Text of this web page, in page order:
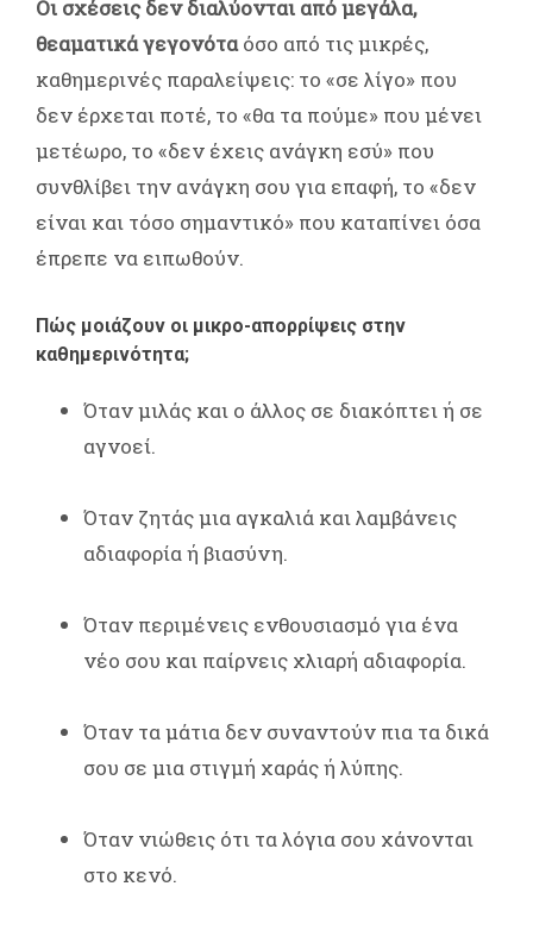
Οι σχέσεις δεν διαλύονται από μεγάλα,
θεαματικά γεγονόταόσο από τις μικρές,
καθημερινές παραλείψεις: το «σε λίγο» που
δεν έρχεται ποτέ, το «θα τα πούμε» που μένει
μετέωρο, το «δεν έχεις ανάγκη εσύ» που
συνθλίβει την ανάγκη σου για επαφή, το «δεν
είναι και τόσο σημαντικό» που καταπίνει όσα
έπρεπε να ειπωθούν.
Πώς μοιάζουν οι μικρο-απορρίψεις στην
καθημερινότητα;
Όταν μιλάς και ο άλλος σε διακόπτει ή σε
αγνοεί.
Όταν ζητάς μια αγκαλιά και λαμβάνεις
αδιαφορία ή βιασύνη.
Όταν περιμένεις ενθουσιασμό για ένα
νέο σου και παίρνεις χλιαρή αδιαφορία.
Όταν τα μάτια δεν συναντούν πια τα δικά
σου σε μια στιγμή χαράς ή λύπης.
Όταν νιώθεις ότι τα λόγια σου χάνονται
στο κενό.